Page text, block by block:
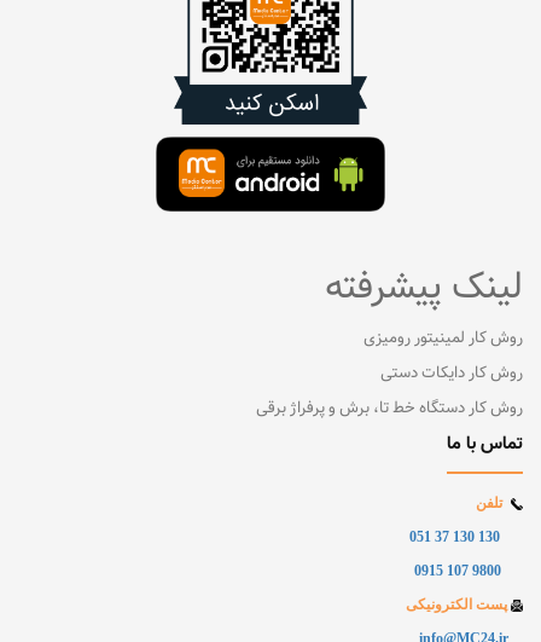
لینک پیشرفته
روش کار لمینیتور رومیزی
روش کار دایکات دستی
روش کار دستگاه خط تا، برش و پرفراژ برقی
تماس با ما
تلفن
130 130 37 051
9800 107 0915
پست الکترونیکی
info@MC24.ir